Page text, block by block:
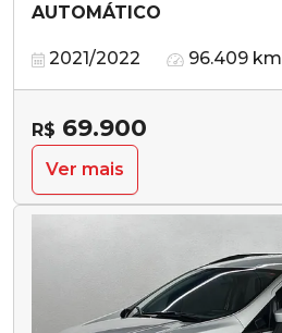
AUTOMÁTICO
2021/2022 96.409 km
R$ 69.900
Ver mais